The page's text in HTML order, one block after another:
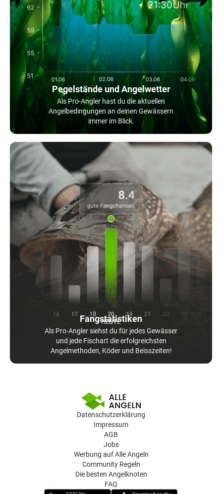
Pegelstände und Angelwetter
Als Pro-Angler hast du die aktuellen
Angelbedingungen an deinen Gewässern
immer im Blick.
Fangstatistiken
Als Pro-Angler siehst du für jedes Gewässer
und jede Fischart die erfolgreichsten
Angelmethoden, Köder und Beisszeiten!
Datenschutzerklärung
Impressum
AGB
Jobs
Werbung auf Alle Angeln
Community Regeln
Die besten Angelknoten
FAQ